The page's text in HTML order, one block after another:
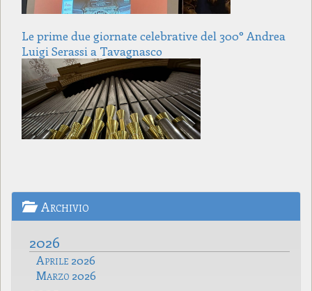
Le prime due giornate celebrative del 300° Andrea
Luigi Serassi a Tavagnasco
Archivio
2026
Aprile 2026
Marzo 2026